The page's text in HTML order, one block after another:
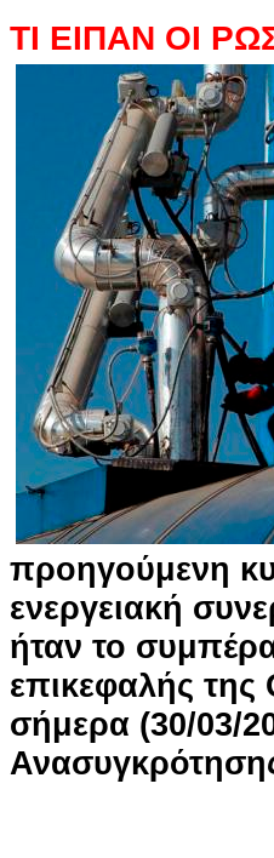
ΤΙ ΕΙΠΑΝ ΟΙ
προηγούμενη
ενεργειακή
ήταν το
επικεφαλής
σήμερα (30/03/